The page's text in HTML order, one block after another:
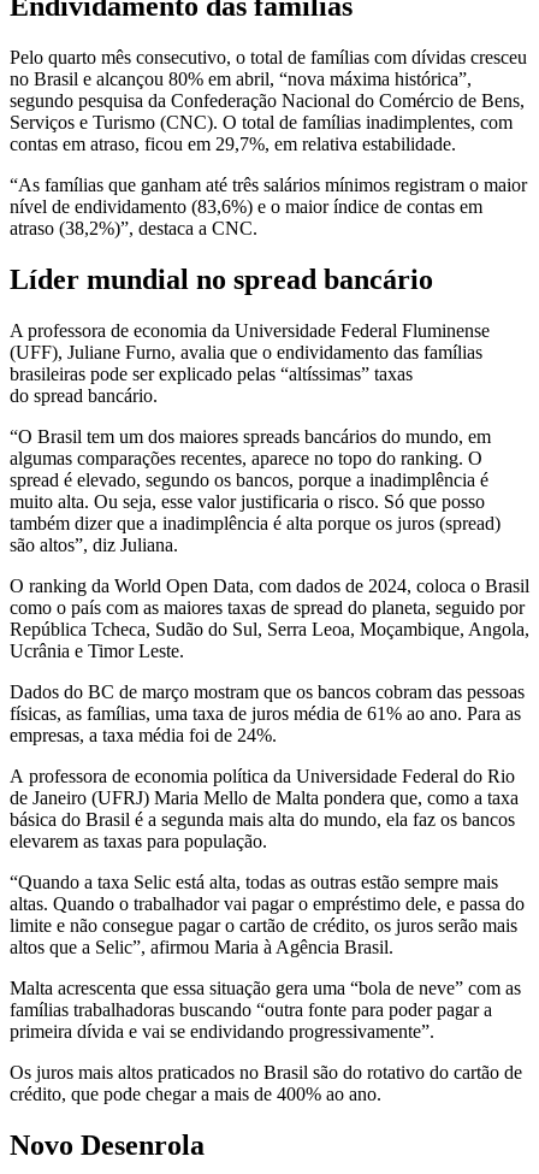
Pelo quarto mês consecutivo, o total de famílias com dívidas cresceu
no Brasil e alcançou 80% em abril, “nova máxima histórica”,
segundo pesquisa da Confederação Nacional do Comércio de Bens,
Serviços e Turismo (CNC). O total de famílias inadimplentes, com
contas em atraso, ficou em 29,7%, em relativa estabilidade.
“As famílias que ganham até três salários mínimos registram o maior
nível de endividamento (83,6%) e o maior índice de contas em
atraso (38,2%)”, destaca a CNC.
Líder mundial no spread bancário
A professora de economia da Universidade Federal Fluminense
(UFF), Juliane Furno, avalia que o endividamento das famílias
brasileiras pode ser explicado pelas “altíssimas” taxas
do spread bancário.
“O Brasil tem um dos maiores spreads bancários do mundo, em
algumas comparações recentes, aparece no topo do ranking. O
spread é elevado, segundo os bancos, porque a inadimplência é
muito alta. Ou seja, esse valor justificaria o risco. Só que posso
também dizer que a inadimplência é alta porque os juros (spread)
são altos”, diz Juliana.
O ranking da World Open Data, com dados de 2024, coloca o Brasil
como o país com as maiores taxas de spread do planeta, seguido por
República Tcheca, Sudão do Sul, Serra Leoa, Moçambique, Angola,
Ucrânia e Timor Leste.
Dados do BC de março mostram que os bancos cobram das pessoas
físicas, as famílias, uma taxa de juros média de 61% ao ano. Para as
empresas, a taxa média foi de 24%.
A professora de economia política da Universidade Federal do Rio
de Janeiro (UFRJ) Maria Mello de Malta pondera que, como a taxa
básica do Brasil é a segunda mais alta do mundo, ela faz os bancos
elevarem as taxas para população.
“Quando a taxa Selic está alta, todas as outras estão sempre mais
altas. Quando o trabalhador vai pagar o empréstimo dele, e passa do
limite e não consegue pagar o cartão de crédito, os juros serão mais
altos que a Selic”, afirmou Maria à Agência Brasil.
Malta acrescenta que essa situação gera uma “bola de neve” com as
famílias trabalhadoras buscando “outra fonte para poder pagar a
primeira dívida e vai se endividando progressivamente”.
Os juros mais altos praticados no Brasil são do rotativo do cartão de
crédito, que pode chegar a mais de 400% ao ano.
Novo Desenrola